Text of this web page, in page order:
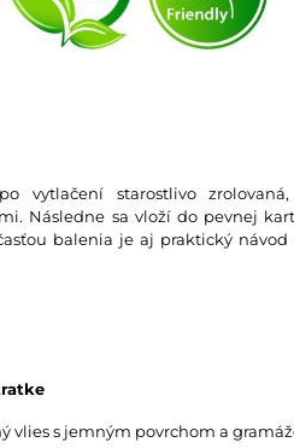
vytlačení starostlivo
Následne sa vloží do pevnej
balenia je aj praktický
vlies s jemným povrchom a